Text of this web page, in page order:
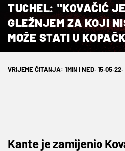
TUCHEL: "KOVAČIĆ
GLEŽNJEM ZA KOJI
MOŽE STATI U
VRIJEME ČITANJA: 1MIN | NED. 15.05.22.
Kante je zamijenio